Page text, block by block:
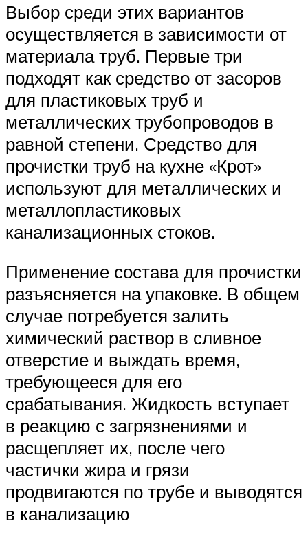
Выбор среди этих вариантов
осуществляется в зависимости от
материала труб. Первые три
подходят как средство от засоров
для пластиковых труб и
металлических трубопроводов в
равной степени. Средство для
прочистки труб на кухне «Крот»
используют для металлических и
металлопластиковых
канализационных стоков.
Применение состава для прочистки
разъясняется на упаковке. В общем
случае потребуется залить
химический раствор в сливное
отверстие и выждать время,
требующееся для его
срабатывания. Жидкость вступает
в реакцию с загрязнениями и
расщепляет их, после чего
частички жира и грязи
продвигаются по трубе и выводятся
в канализацию